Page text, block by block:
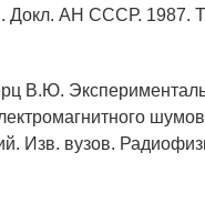
Докл. АН СССР. 1987.
В.Ю.
Изв. вузов.